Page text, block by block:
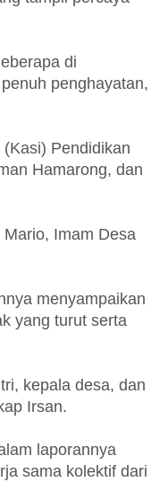
di
penghayatan,
Pendidikan
Hamarong, dan
Imam Desa
menyampaikan
yang turut serta
kepala desa, dan
Irsan.
laporannya
sama kolektif dari